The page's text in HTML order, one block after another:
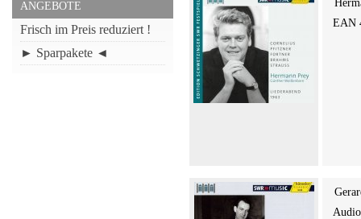
ANGEBOTE
Frisch im Preis reduziert !
► Sparpakete ◄
EAN